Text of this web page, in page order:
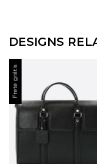
DESIGNS
Frete grátis